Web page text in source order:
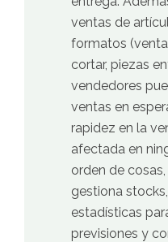
ventas de
formatos
cortar, piezas
vendedores
ventas en
rapidez en la
afectada en
orden de cosas,
gestiona
estadísticas
previsiones y